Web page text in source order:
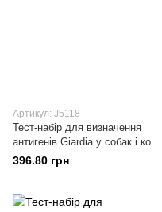
Артикул: J5118
Тест-набір для визначення
антигенів Giardia у собак і котів
(GIA-Ag)
396.80 грн